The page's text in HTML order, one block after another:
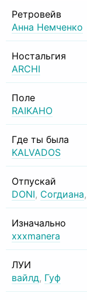
Ретровейв
Анна Немченко
Ностальгия
ARCHI
Поле
RAIKAHO
Где ты была
KALVADOS
Отпускай
DONI, Согдиана,
Изначально
xxxmanera
ЛУИ
вайлд, Гуф